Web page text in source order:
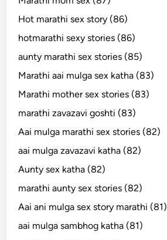
Hot marathi sex story (86)
hotmarathi sexy stories (86)
aunty marathi sex stories (85)
Marathi aai mulga sex katha (83)
Marathi mother sex stories (83)
marathi zavazavi goshti (83)
Aai mulga marathi sex stories (82)
aai mulga zavazavi katha (82)
Aunty sex katha (82)
marathi aunty sex stories (82)
Aai ani mulga sex story marathi (81)
aai mulga sambhog katha (81)